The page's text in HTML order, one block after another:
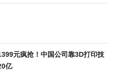
元疯抢！中国公司靠3D打印技
亿